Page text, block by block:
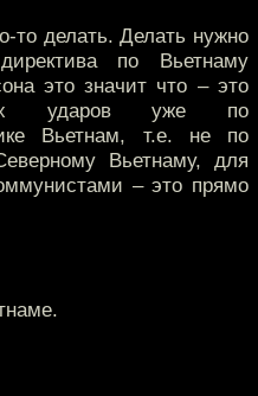
то делать. Делать нужно
по Вьетнаму
это значит что – это
ударов уже по
Вьетнам, т.е. не по
Вьетнаму, для
– это прямо